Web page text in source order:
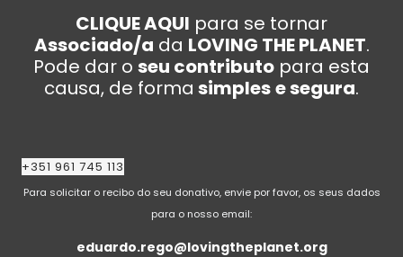
CLIQUE AQUI para se tornar
Associado/a da LOVING THE PLANET.
Pode dar o seu contributo para esta
causa, de forma simplese segura.
+351 961 745 113
Para solicitar o recibo do seu donativo, envie por favor, os seus dados
para o nosso email:
eduardo.rego@lovingtheplanet.org